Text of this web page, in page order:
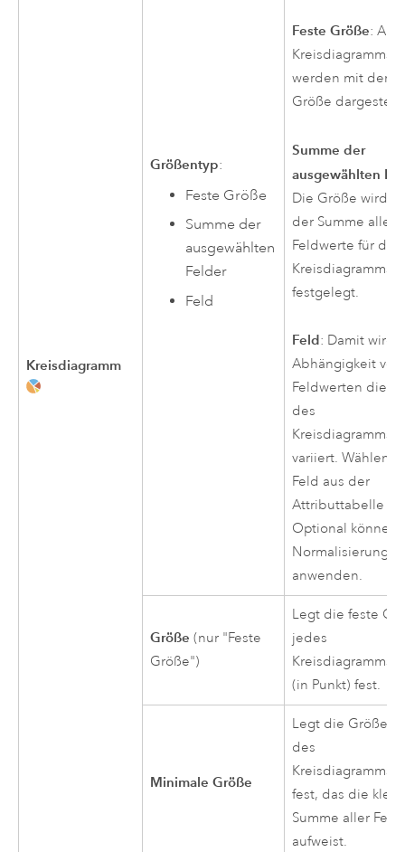
Kreisdiagramm
Größentyp:
Feste Größe
Summe der
ausgewählten
Felder
Feld
Feste Größe: Alle
werden mit
Größe
Summe der
ausgewählten
Die Größe wird
der Summe aller
Feldwerte für das
festgelegt.
Feld: Damit wird
Abhängigkeit
Feldwerten die
des
variiert. Wählen
Feld aus der
Attributtabelle
Optional können
anwenden.
Größe (nur "Feste
Größe")
Legt die feste
jedes
(in Punkt) fest.
Minimale Größe
Legt die Größe
des
fest, das die
Summe aller
aufweist.